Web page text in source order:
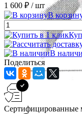
1 600 ₽ / шт
В
В
Поделиться
Сертифицированные